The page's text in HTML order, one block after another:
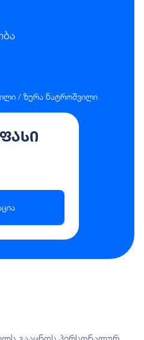
/ ზურა ნატროშვილი